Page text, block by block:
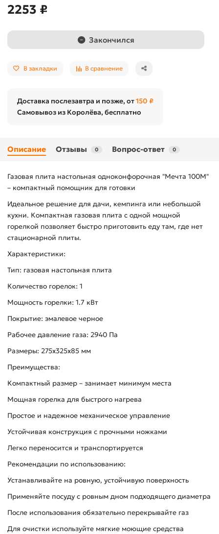
2253 ₽
Закончился
В закладки В сравнение
Доставка послезавтра и позже, от150 ₽
Самовывоз из Королёва, бесплатно
Описание Отзывы 0 Вопрос-ответ 0
Газовая плита настольная одноконфорочная "Мечта 100М"
– компактный помощник для готовки
Идеальное решение для дачи, кемпинга или небольшой
кухни. Компактная газовая плита с одной мощной
горелкой позволяет быстро приготовить еду там, где нет
стационарной плиты.
Характеристики:
Тип: газовая настольная плита
Количество горелок: 1
Мощность горелки: 1.7 кВт
Покрытие: эмалевое черное
Рабочее давление газа: 2940 Па
Размеры: 275х325х85 мм
Преимущества:
Компактный размер – занимает минимум места
Мощная горелка для быстрого нагрева
Простое и надежное механическое управление
Устойчивая конструкция с прочными ножками
Легко переносится и транспортируется
Рекомендации по использованию:
Устанавливайте на ровную, устойчивую поверхность
Применяйте посуду с ровным дном подходящего диаметра
После использования обязательно перекрывайте газ
Для очистки используйте мягкие моющие средства